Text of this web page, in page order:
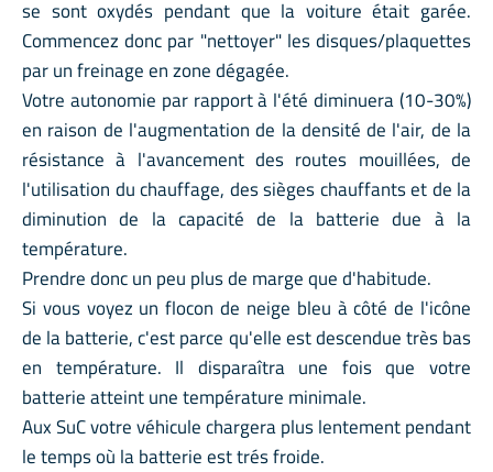
se sont oxydés pendant que la voiture était garée.
Commencez donc par "nettoyer" les disques/plaquettes
par un freinage en zone dégagée.
Votre autonomie par rapport à l'été diminuera (10-30%)
en raison de l'augmentation de la densité de l'air, de la
résistance à l'avancement des routes mouillées, de
l'utilisation du chauffage, des sièges chauffants et de la
diminution de la capacité de la batterie due à la
température.
Prendre donc un peu plus de marge que d'habitude.
Si vous voyez un flocon de neige bleu à côté de l'icône
de la batterie, c'est parce qu'elle est descendue très bas
en température. Il disparaîtra une fois que votre
batterie atteint une température minimale.
Aux SuC votre véhicule chargera plus lentement pendant
le temps où la batterie est trés froide.